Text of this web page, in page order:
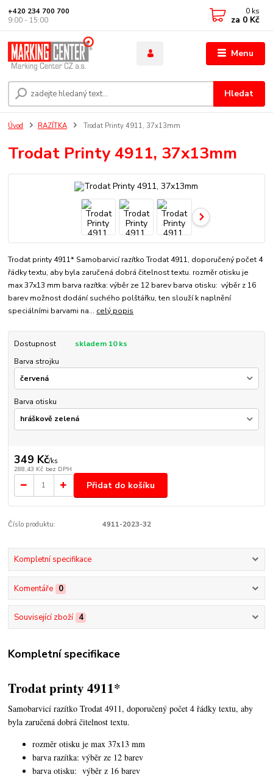
Menu
Hledat
+420 234 700 700
9:00 - 15:00
0 ks
za 0 Kč
Úvod RAZÍTKA Trodat Printy 4911, 37x13mm
Trodat Printy 4911, 37x13mm
Trodat printy 4911* Samobarvicí razítko Trodat 4911, doporučený počet 4
řádky textu, aby byla zaručená dobrá čitelnost textu. rozměr otisku je
max 37x13 mm barva razítka: výběr ze 12 barev barva otisku: výběr z 16
barev možnost dodání suchého polštářku, ten slouží k naplnění
speciálními barvami na... celý popis
Dostupnost
skladem 10 ks
Barva strojku
Barva otisku
349 Kč/ks
288,43 Kč bez DPH
Přidat do košíku
Číslo produktu: 4911-2023-32
Kompletní specifikace
Komentáře 0
Související zboží 4
Kompletní specifikace
Trodat printy 4911*
Samobarvicí razítko Trodat 4911, doporučený počet 4 řádky textu,aby
byla zaručená dobrá čitelnost textu.
rozměr otisku je max 37x13 mm
barva razítka: výběr ze 12 barev
barva otisku: výběr z 16 barev